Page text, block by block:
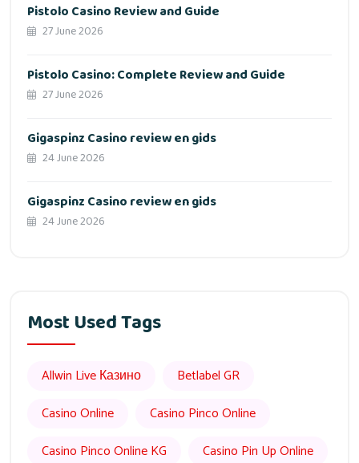
Pistolo Casino Review and Guide
27 June 2026
Pistolo Casino: Complete Review and Guide
27 June 2026
Gigaspinz Casino review en gids
24 June 2026
Gigaspinz Casino review en gids
24 June 2026
Most Used Tags
Allwin Live Казино
Betlabel GR
Casino Online
Casino Pinco Online
Casino Pinco Online KG
Casino Pin Up Online